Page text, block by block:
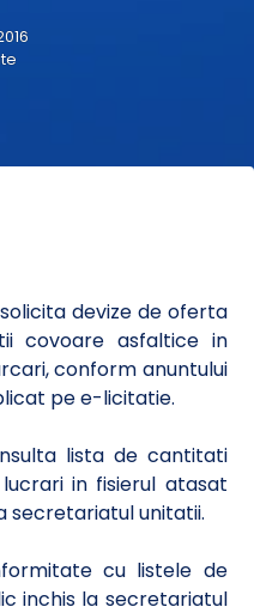
devize de oferta
covoare asfaltice in
conform anuntului
pe e-licitatie.
lista de cantitati
in fisierul atasat
secretariatul unitatii.
cu listele de
inchis la secretariatul